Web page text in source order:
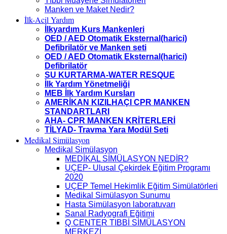
Manken ve Maket Nedir?
İlk-Acil Yardım
İlkyardım Kurs Mankenleri
OED / AED Otomatik Eksternal(harici)
Defibrilatör ve Manken seti
OED / AED Otomatik Eksternal(harici)
Defibrilatör
SU KURTARMA-WATER RESQUE
İlk Yardım Yönetmeliği
MEB İlk Yardım Kursları
AMERİKAN KIZILHAÇI CPR MANKEN
STANDARTLARI
AHA- CPR MANKEN KRİTERLERİ
TİLYAD- Travma Yara Modül Seti
Medikal Simülasyon
Medikal Simülasyon
MEDİKAL SİMÜLASYON NEDİR?
UÇEP- Ulusal Çekirdek Eğitim Programı
2020
UÇEP Temel Hekimlik Eğitim Simülatörleri
Medikal Simülasyon Sunumu
Hasta Simülasyon laboratuvarı
Sanal Radyografi Eğitimi
Q CENTER TIBBİ SİMÜLASYON
MERKEZİ